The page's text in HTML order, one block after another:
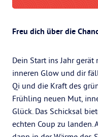
Freu dich über die
Dein Start ins Jahr
inneren Glow und dir
Qi und die Kraft des
Frühling neuen Mut,
Glück. Das Schicksal
echten Coup zu landen.